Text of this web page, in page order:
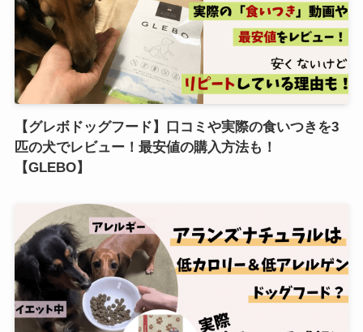
【グレボドッグフード】口コミや実際の食いつきを3
匹の犬でレビュー！最安値の購入方法も！
【GLEBO】